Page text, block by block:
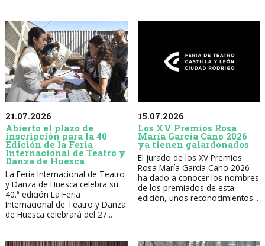
21.07.2026
Abierto el plazo de
inscripción para la 40
Edición de la Feria
Internacional de Teatro y
Danza de Huesca
La Feria Internacional de Teatro
y Danza de Huesca celebra su
40.ª edición La Feria
Internacional de Teatro y Danza
de Huesca celebrará del 27...
15.07.2026
Los XV Premios Rosa
María García Cano 2026
ya tienen galardonados
El jurado de los XV Premios
Rosa María García Cano 2026
ha dado a conocer los nombres
de los premiados de esta
edición, unos reconocimientos...